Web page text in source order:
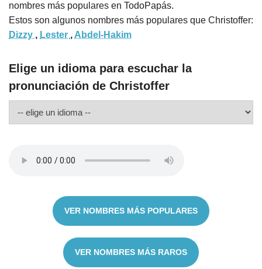
nombres más populares en TodoPapás.
Estos son algunos nombres más populares que Christoffer:
Dizzy , Lester , Abdel-Hakim
Elige un idioma para escuchar la
pronunciación de Christoffer
VER NOMBRES MÁS POPULARES
VER NOMBRES MÁS RAROS